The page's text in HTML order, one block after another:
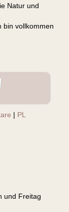
Natur und
bin vollkommen
| PL
und Freitag